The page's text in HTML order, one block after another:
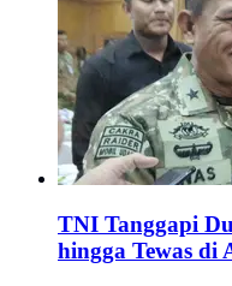
TNI Tanggapi
hingga Tewas di